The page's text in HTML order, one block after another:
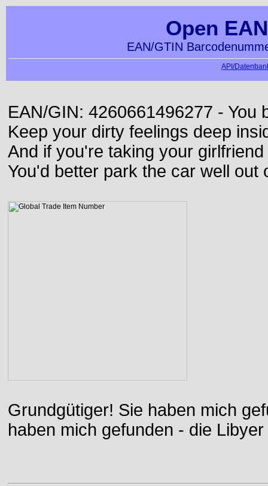
Open
EAN/GTIN
API/
EAN/GIN: 4260661496277 - You
Keep your dirty feelings deep
And if you're taking your
You'd better park the car well out
Grundgütiger! Sie haben mich
haben mich gefunden - die